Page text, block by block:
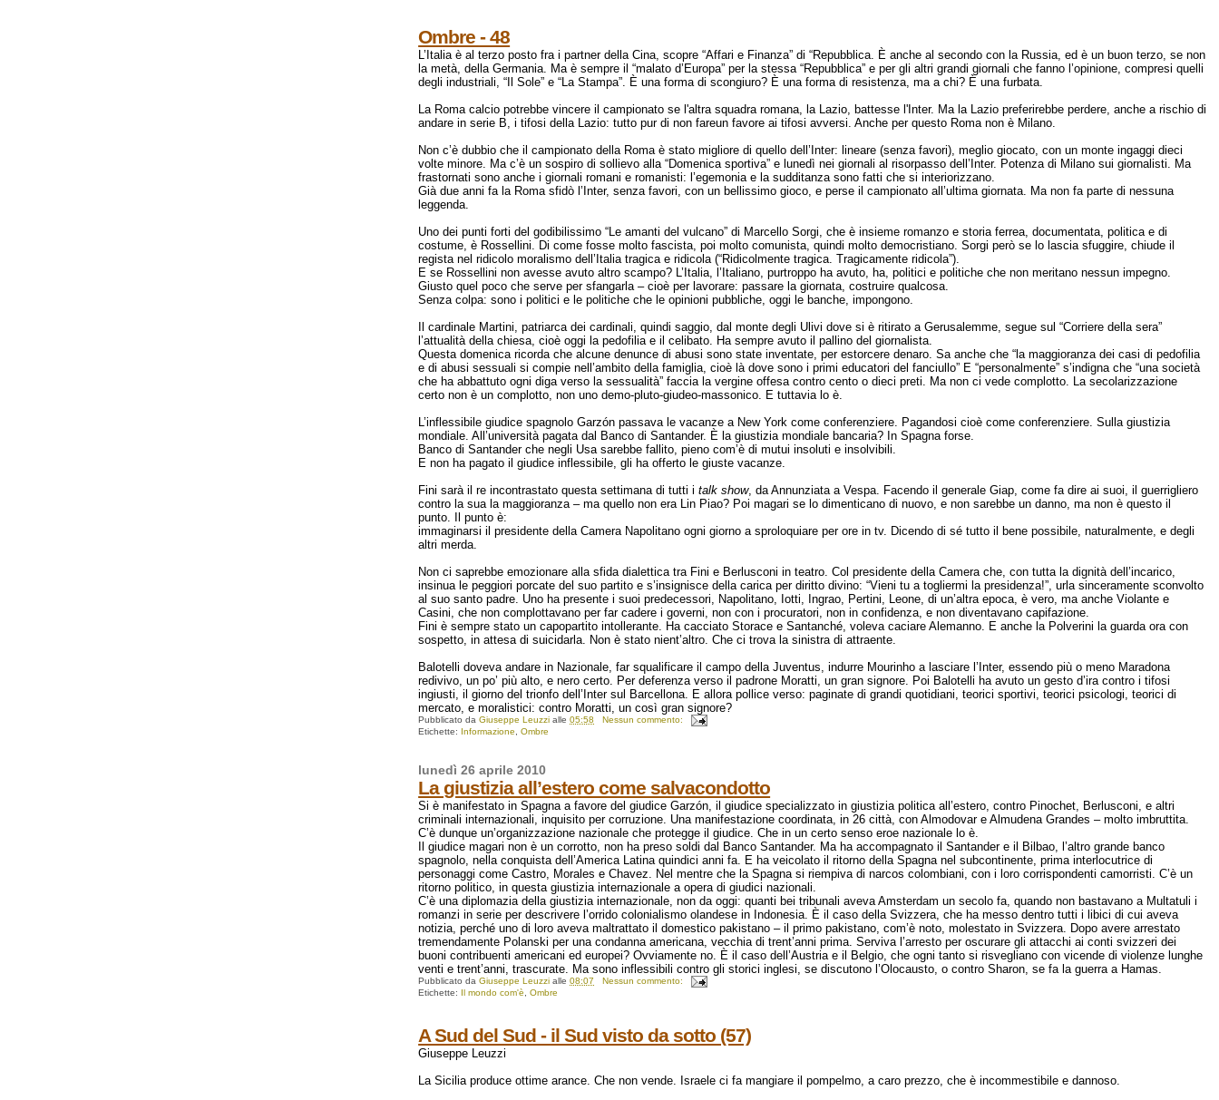
Ombre - 48
L’Italia è al terzo posto fra i partner della Cina, scopre “Affari e Finanza” di “Repubblica. È anche al secondo con la Russia, ed è un buon terzo, se non
la metà, della Germania. Ma è sempre il “malato d’Europa” per la stessa “Repubblica” e per gli altri grandi giornali che fanno l’opinione, compresi quelli
degli industriali, “Il Sole” e “La Stampa”. È una forma di scongiuro? È una forma di resistenza, ma a chi? È una furbata.
La Roma calcio potrebbe vincere il campionato se l'altra squadra romana, la Lazio, battesse l'Inter. Ma la Lazio preferirebbe perdere, anche a rischio di
andare in serie B, i tifosi della Lazio: tutto pur di non fareun favore ai tifosi avversi. Anche per questo Roma non è Milano.
Non c’è dubbio che il campionato della Roma è stato migliore di quello dell’Inter: lineare (senza favori), meglio giocato, con un monte ingaggi dieci
volte minore. Ma c’è un sospiro di sollievo alla “Domenica sportiva” e lunedì nei giornali al risorpasso dell’Inter. Potenza di Milano sui giornalisti. Ma
frastornati sono anche i giornali romani e romanisti: l’egemonia e la sudditanza sono fatti che si interiorizzano.
Già due anni fa la Roma sfidò l’Inter, senza favori, con un bellissimo gioco, e perse il campionato all’ultima giornata. Ma non fa parte di nessuna
leggenda.
Uno dei punti forti del godibilissimo “Le amanti del vulcano” di Marcello Sorgi, che è insieme romanzo e storia ferrea, documentata, politica e di
costume, è Rossellini. Di come fosse molto fascista, poi molto comunista, quindi molto democristiano. Sorgi però se lo lascia sfuggire, chiude il
regista nel ridicolo moralismo dell’Italia tragica e ridicola (“Ridicolmente tragica. Tragicamente ridicola”).
E se Rossellini non avesse avuto altro scampo? L’Italia, l’Italiano, purtroppo ha avuto, ha, politici e politiche che non meritano nessun impegno.
Giusto quel poco che serve per sfangarla – cioè per lavorare: passare la giornata, costruire qualcosa.
Senza colpa: sono i politici e le politiche che le opinioni pubbliche, oggi le banche, impongono.
Il cardinale Martini, patriarca dei cardinali, quindi saggio, dal monte degli Ulivi dove si è ritirato a Gerusalemme, segue sul “Corriere della sera”
l’attualità della chiesa, cioè oggi la pedofilia e il celibato. Ha sempre avuto il pallino del giornalista.
Questa domenica ricorda che alcune denunce di abusi sono state inventate, per estorcere denaro. Sa anche che “la maggioranza dei casi di pedofilia
e di abusi sessuali si compie nell’ambito della famiglia, cioè là dove sono i primi educatori del fanciullo” E “personalmente” s’indigna che “una società
che ha abbattuto ogni diga verso la sessualità” faccia la vergine offesa contro cento o dieci preti. Ma non ci vede complotto. La secolarizzazione
certo non è un complotto, non uno demo-pluto-giudeo-massonico. E tuttavia lo è.
L’inflessibile giudice spagnolo Garzón passava le vacanze a New York come conferenziere. Pagandosi cioè come conferenziere. Sulla giustizia
mondiale. All’università pagata dal Banco di Santander. È la giustizia mondiale bancaria? In Spagna forse.
Banco di Santander che negli Usa sarebbe fallito, pieno com’è di mutui insoluti e insolvibili.
E non ha pagato il giudice inflessibile, gli ha offerto le giuste vacanze.
Fini sarà il re incontrastato questa settimana di tutti italk show, da Annunziata a Vespa. Facendo il generale Giap, come fa dire ai suoi, il guerrigliero
contro la sua la maggioranza – ma quello non era Lin Piao? Poi magari se lo dimenticano di nuovo, e non sarebbe un danno, ma non è questo il
punto. Il punto è:
immaginarsi il presidente della Camera Napolitano ogni giorno a sproloquiare per ore in tv. Dicendo di sé tutto il bene possibile, naturalmente, e degli
altri merda.
Non ci saprebbe emozionare alla sfida dialettica tra Fini e Berlusconi in teatro. Col presidente della Camera che, con tutta la dignità dell’incarico,
insinua le peggiori porcate del suo partito e s’insignisce della carica per diritto divino: “Vieni tu a togliermi la presidenza!”, urla sinceramente sconvolto
al suo santo padre. Uno ha presente i suoi predecessori, Napolitano, Iotti, Ingrao, Pertini, Leone, di un’altra epoca, è vero, ma anche Violante e
Casini, che non complottavano per far cadere i governi, non con i procuratori, non in confidenza, e non diventavano capifazione.
Fini è sempre stato un capopartito intollerante. Ha cacciato Storace e Santanché, voleva caciare Alemanno. E anche la Polverini la guarda ora con
sospetto, in attesa di suicidarla. Non è stato nient’altro. Che ci trova la sinistra di attraente.
Balotelli doveva andare in Nazionale, far squalificare il campo della Juventus, indurre Mourinho a lasciare l’Inter, essendo più o meno Maradona
redivivo, un po’ più alto, e nero certo. Per deferenza verso il padrone Moratti, un gran signore. Poi Balotelli ha avuto un gesto d’ira contro i tifosi
ingiusti, il giorno del trionfo dell’Inter sul Barcellona. E allora pollice verso: paginate di grandi quotidiani, teorici sportivi, teorici psicologi, teorici di
mercato, e moralistici: contro Moratti, un così gran signore?
Pubblicato daGiuseppe Leuzzi alle05:58
Nessun commento:
Etichette: Informazione ,Ombre
lunedì 26 aprile 2010
La giustizia all’estero come salvacondotto
Si è manifestato in Spagna a favore del giudice Garzón, il giudice specializzato in giustizia politica all’estero, contro Pinochet, Berlusconi, e altri
criminali internazionali, inquisito per corruzione. Una manifestazione coordinata, in 26 città, con Almodovar e Almudena Grandes – molto imbruttita.
C’è dunque un’organizzazione nazionale che protegge il giudice. Che in un certo senso eroe nazionale lo è.
Il giudice magari non è un corrotto, non ha preso soldi dal Banco Santander. Ma ha accompagnato il Santander e il Bilbao, l’altro grande banco
spagnolo, nella conquista dell’America Latina quindici anni fa. E ha veicolato il ritorno della Spagna nel subcontinente, prima interlocutrice di
personaggi come Castro, Morales e Chavez. Nel mentre che la Spagna si riempiva di narcos colombiani, con i loro corrispondenti camorristi. C’è un
ritorno politico, in questa giustizia internazionale a opera di giudici nazionali.
C’è una diplomazia della giustizia internazionale, non da oggi: quanti bei tribunali aveva Amsterdam un secolo fa, quando non bastavano a Multatuli i
romanzi in serie per descrivere l’orrido colonialismo olandese in Indonesia. È il caso della Svizzera, che ha messo dentro tutti i libici di cui aveva
notizia, perché uno di loro aveva maltrattato il domestico pakistano – il primo pakistano, com’è noto, molestato in Svizzera. Dopo avere arrestato
tremendamente Polanski per una condanna americana, vecchia di trent’anni prima. Serviva l’arresto per oscurare gli attacchi ai conti svizzeri dei
buoni contribuenti americani ed europei? Ovviamente no. È il caso dell’Austria e il Belgio, che ogni tanto si risvegliano con vicende di violenze lunghe
venti e trent’anni, trascurate. Ma sono inflessibili contro gli storici inglesi, se discutono l’Olocausto, o contro Sharon, se fa la guerra a Hamas.
Pubblicato daGiuseppe Leuzzi alle08:07
Nessun commento:
Etichette: Il mondo com'è ,Ombre
A Sud del Sud - il Sud visto da sotto (57)
Giuseppe Leuzzi
La Sicilia produce ottime arance. Che non vende. Israele ci fa mangiare il pompelmo, a caro prezzo, che è incommestibile e dannoso.